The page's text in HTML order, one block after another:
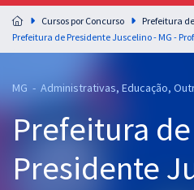
Preparação completa e intensiva para as
residências em saúde do Brasil
Cursos 20% OFF
Pós
Cursos por Concurso
Prefeitura
MG - Administrativas, Educação,
Prefeitura de
Presidente